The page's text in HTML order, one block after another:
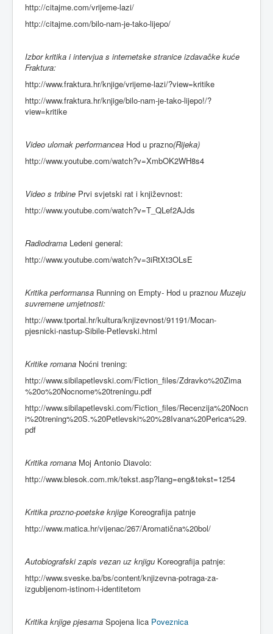
http://citajme.com/vrijeme-lazi/
http://citajme.com/bilo-nam-je-tako-lijepo/
Izbor kritika i intervjua s internetske stranice izdavačke kuće
Fraktura:
http://www.fraktura.hr/knjige/vrijeme-lazi/?view=kritike
http://www.fraktura.hr/knjige/bilo-nam-je-tako-lijepo!/?
view=kritike
Video ulomak performancea Hod u prazno(Rijeka)
http://www.youtube.com/watch?v=XmbOK2WH8s4
Video s tribine Prvi svjetski rat i književnost:
http://www.youtube.com/watch?v=T_QLef2AJds
Radiodrama Ledeni general:
http://www.youtube.com/watch?v=3iRtXt3OLsE
Kritika performansa Running on Empty- Hod u praznou Muzeju
suvremene umjetnosti:
http://www.tportal.hr/kultura/knjizevnost/91191/Mocan-
pjesnicki-nastup-Sibile-Petlevski.html
Kritike romana Noćni trening:
http://www.sibilapetlevski.com/Fiction_files/Zdravko%20Zima
%20o%20Nocnome%20treningu.pdf
http://www.sibilapetlevski.com/Fiction_files/Recenzija%20Nocn
i%20trening%20S.%20Petlevski%20%28Ivana%20Perica%29.
pdf
Kritika romana Moj Antonio Diavolo:
http://www.blesok.com.mk/tekst.asp?lang=eng&tekst=1254
Kritika prozno-poetske knjige Koreografija patnje
http://www.matica.hr/vijenac/267/Aromatična%20bol/
Autobiografski zapis vezan uz knjigu Koreografija patnje:
http://www.sveske.ba/bs/content/knjizevna-potraga-za-
izgubljenom-istinom-i-identitetom
Kritika knjige pjesama Spojena lica Poveznica